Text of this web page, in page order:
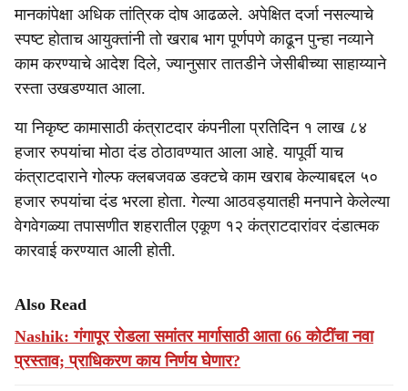
मानकांपेक्षा अधिक तांत्रिक दोष आढळले. अपेक्षित दर्जा नसल्याचे
स्पष्ट होताच आयुक्तांनी तो खराब भाग पूर्णपणे काढून पुन्हा नव्याने
काम करण्याचे आदेश दिले, ज्यानुसार तातडीने जेसीबीच्या साहाय्याने
रस्ता उखडण्यात आला.
या निकृष्ट कामासाठी कंत्राटदार कंपनीला प्रतिदिन १ लाख ८४
हजार रुपयांचा मोठा दंड ठोठावण्यात आला आहे. यापूर्वी याच
कंत्राटदाराने गोल्फ क्लबजवळ डक्टचे काम खराब केल्याबद्दल ५०
हजार रुपयांचा दंड भरला होता. गेल्या आठवड्यातही मनपाने केलेल्या
वेगवेगळ्या तपासणीत शहरातील एकूण १२ कंत्राटदारांवर दंडात्मक
कारवाई करण्यात आली होती.
Also Read
Nashik: गंगापूर रोडला समांतर मार्गासाठी आता 66 कोटींचा नवा
प्रस्ताव; प्राधिकरण काय निर्णय घेणार?